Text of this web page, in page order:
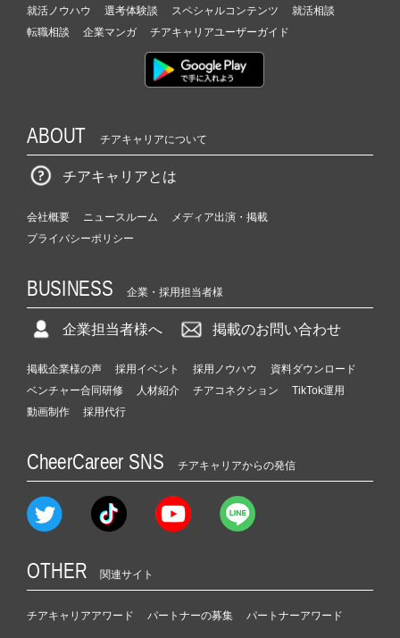
就活ノウハウ 選考体験談 スペシャルコンテンツ
就活相談
転職相談
企業マンガ チアキャリアユーザーガイド
ABOUT チアキャリアについて
チアキャリアとは
会社概要 ニュースルーム
メディア出演・掲載
プライバシーポリシー
BUSINESS 企業・採用担当者様
企業担当者様へ 掲載のお問い合わせ
掲載企業様の声 採用イベント 採用ノウハウ
資料ダウンロード
ベンチャー合同研修
人材紹介 チアコネクション
TikTok運用
動画制作
採用代行
CheerCareer SNS チアキャリアからの発信
OTHER 関連サイト
チアキャリアアワード パートナーの募集 パートナーアワード